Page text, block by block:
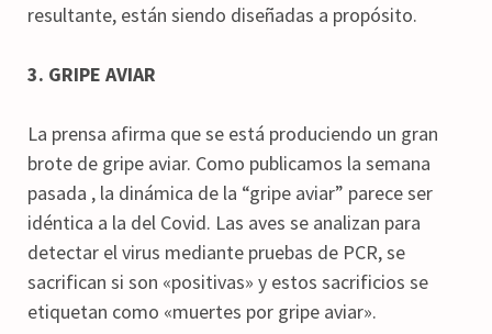
resultante, están siendo diseñadas a propósito.
3. GRIPE AVIAR
La prensa afirma que se está produciendo un gran
brote de gripe aviar. Como publicamos la semana
pasada , la dinámica de la “gripe aviar” parece ser
idéntica a la del Covid. Las aves se analizan para
detectar el virus mediante pruebas de PCR, se
sacrifican si son «positivas» y estos sacrificios se
etiquetan como «muertes por gripe aviar».